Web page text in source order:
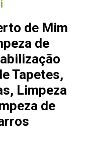
de Mim
de
Tapetes,
Limpeza
de